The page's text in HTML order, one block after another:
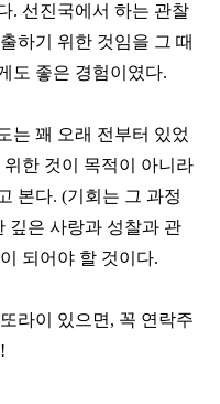
. 선진국에서 하는 관찰
하기 위한 것임을 그 때
도 좋은 경험이였다.
는 꽤 오래 전부터 있었
한 것이 목적이 아니라
본다. (기회는 그 과정
깊은 사랑과 성찰과 관
되어야 할 것이다.
라이 있으면, 꼭 연락주